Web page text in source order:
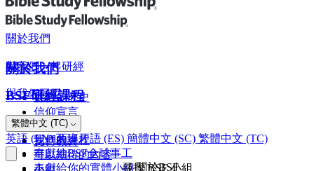
關於我們
關於我們
我們的歷史
信仰宣言
董事會
支持教會
關於BSF
與我們一起研經
BSF研經課程
羅馬書
我們的課程
可以期待的內容
與我們同工
網上奉獻
奉獻給BSF全球事工
奉獻給你的實體小組
繁體中文 (TC)
英語 (EN)西班牙語 (ES) 簡體中文 (SC) 繁體中文 (TC)
尋找 BSF 小組